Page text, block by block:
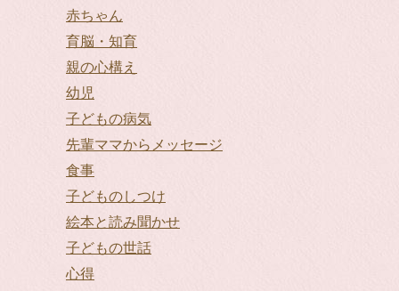
赤ちゃん
育脳・知育
親の心構え
幼児
子どもの病気
先輩ママからメッセージ
食事
子どものしつけ
絵本と読み聞かせ
子どもの世話
心得